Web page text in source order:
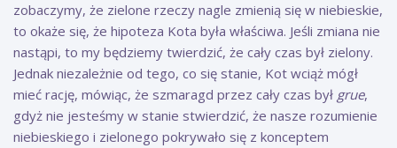
zobaczymy, że zielone rzeczy nagle zmienią się w niebieskie,
to okaże się, że hipoteza Kota była właściwa. Jeśli zmiana nie
nastąpi, to my będziemy twierdzić, że cały czas był zielony.
Jednak niezależnie od tego, co się stanie, Kot wciąż mógł
mieć rację, mówiąc, że szmaragd przez cały czas był grue,
gdyż nie jesteśmy w stanie stwierdzić, że nasze rozumienie
niebieskiego i zielonego pokrywało się z konceptem